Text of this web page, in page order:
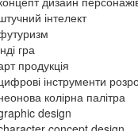
інтелект
гра
продукція
інструменти
колірна палітра
design